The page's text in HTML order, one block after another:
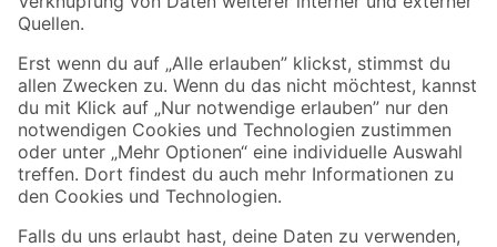
Sicher einkaufen
Jetzt die toom-App herunterladen